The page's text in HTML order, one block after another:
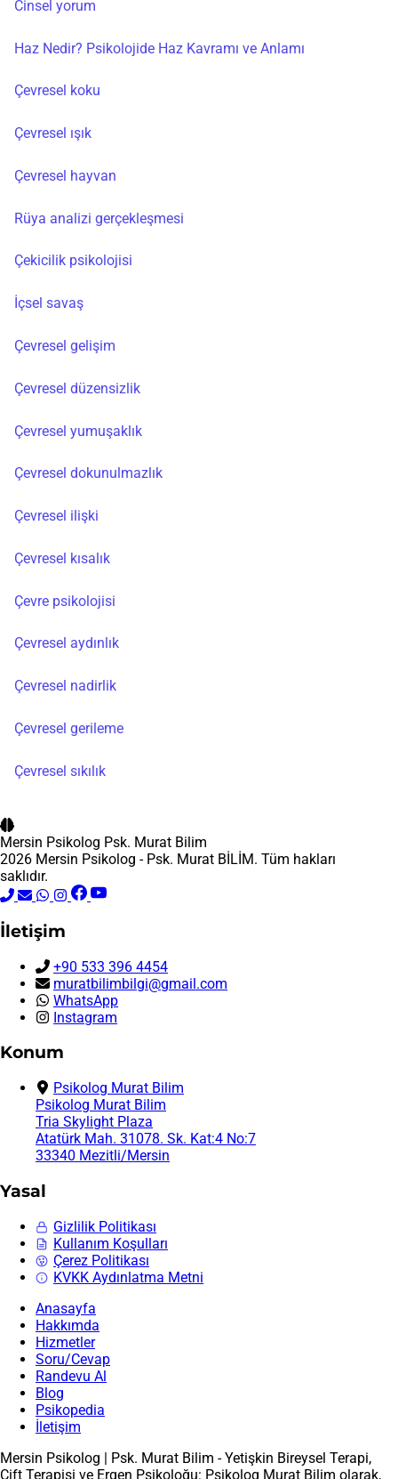
Cinsel yorum
Haz Nedir? Psikolojide Haz Kavramı ve Anlamı
Çevresel koku
Çevresel ışık
Çevresel hayvan
Rüya analizi gerçekleşmesi
Çekicilik psikolojisi
İçsel savaş
Çevresel gelişim
Çevresel düzensizlik
Çevresel yumuşaklık
Çevresel dokunulmazlık
Çevresel ilişki
Çevresel kısalık
Çevre psikolojisi
Çevresel aydınlık
Çevresel nadirlik
Çevresel gerileme
Çevresel sıkılık
Mersin Psikolog Psk. Murat Bilim
2026 Mersin Psikolog - Psk. Murat BİLİM. Tüm hakları
saklıdır.
İletişim
+90 533 396 4454
muratbilimbilgi@gmail.com
WhatsApp
Instagram
Konum
Psikolog Murat Bilim
Psikolog Murat Bilim
Tria Skylight Plaza
Atatürk Mah. 31078. Sk. Kat:4 No:7
33340 Mezitli/Mersin
Yasal
Gizlilik Politikası
Kullanım Koşulları
Çerez Politikası
KVKK Aydınlatma Metni
Anasayfa
Hakkımda
Hizmetler
Soru/Cevap
Randevu Al
Blog
Psikopedia
İletişim
Mersin Psikolog | Psk. Murat Bilim - Yetişkin Bireysel Terapi,
Çift Terapisi ve Ergen Psikoloğu: Psikolog Murat Bilim olarak,